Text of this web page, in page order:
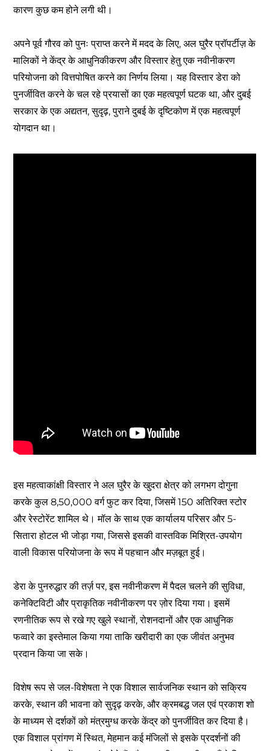
कारण कुछ कम होने लगी थी।
अपने पूर्व गौरव को पुनः प्राप्त करने में मदद के लिए, अल घुरैर प्रॉपर्टीज़ के
मालिकों ने केंद्र के आधुनिकीकरण और विस्तार हेतु एक नवीनीकरण
परियोजना को वित्तपोषित करने का निर्णय लिया। यह विस्तार डेरा को
पुनर्जीवित करने के चल रहे प्रयासों का एक महत्वपूर्ण घटक था, और दुबई
सरकार के एक अद्यतन, सुदृढ़, पुराने दुबई के दृष्टिकोण में एक महत्वपूर्ण
योगदान था।
इस महत्वाकांक्षी विस्तार ने अल घुरैर के खुदरा क्षेत्र को लगभग दोगुना
करके कुल 8,50,000 वर्ग फुट कर दिया, जिसमें 150 अतिरिक्त स्टोर
और रेस्टोरेंट शामिल थे। मॉल के साथ एक कार्यालय परिसर और 5-
सितारा होटल भी जोड़ा गया, जिससे इसकी वास्तविक मिश्रित-उपयोग
वाली विकास परियोजना के रूप में पहचान और मज़बूत हुई।
डेरा के पुनरुद्धार की तर्ज़ पर, इस नवीनीकरण में पैदल चलने की सुविधा,
कनेक्टिविटी और प्राकृतिक नवीनीकरण पर ज़ोर दिया गया। इसमें
रणनीतिक रूप से रखे गए खुले स्थानों, रोशनदानों और एक आधुनिक
फव्वारे का इस्तेमाल किया गया ताकि खरीदारी का एक जीवंत अनुभव
प्रदान किया जा सके।
विशेष रूप से जल-विशेषता ने एक विशाल सार्वजनिक स्थान को सक्रिय
करके, स्थान की भावना को सुदृढ़ करके, और क्रमबद्ध जल एवं प्रकाश शो
के माध्यम से दर्शकों को मंत्रमुग्ध करके केंद्र को पुनर्जीवित कर दिया है।
एक विशाल प्रांगण में स्थित, मेहमान कई मंजिलों से इसके प्रदर्शनों की